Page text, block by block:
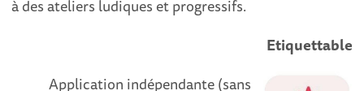
à des ateliers ludiques et progressifs.
Etiquettable
Application indépendante (sans